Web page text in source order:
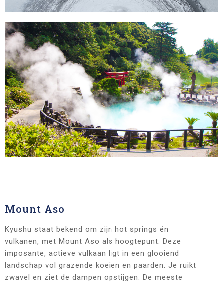
Mount Aso
Kyushu staat bekend om zijn hot springs én
vulkanen, met Mount Aso als hoogtepunt. Deze
imposante, actieve vulkaan ligt in een glooiend
landschap vol grazende koeien en paarden. Je ruikt
zwavel en ziet de dampen opstijgen. De meeste